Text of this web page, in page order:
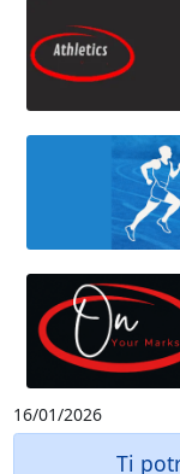
16/01/2026
Ti